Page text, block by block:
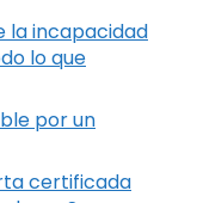
la incapacidad
lo que
por un
certificada